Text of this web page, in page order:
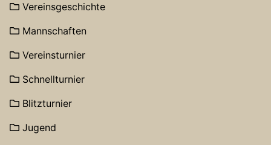
Vereinsgeschichte
Mannschaften
Vereinsturnier
Schnellturnier
Blitzturnier
Jugend